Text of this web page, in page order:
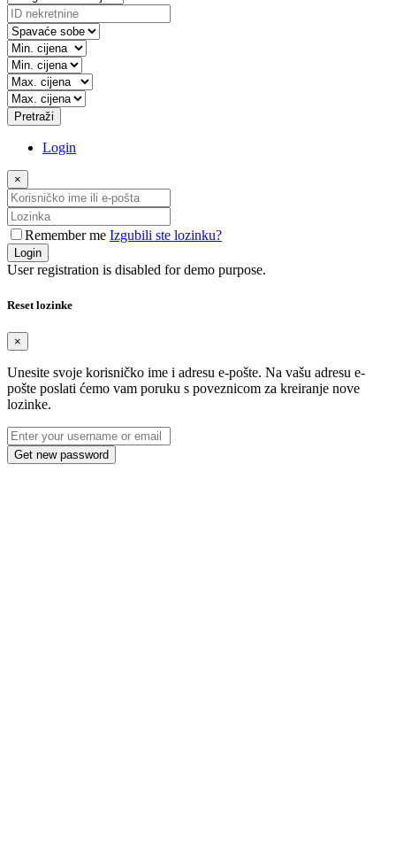
Pretraži
Login
×
Remember me Izgubili ste lozinku?
Login
User registration is disabled for demo purpose.
Reset lozinke
×
Unesite svoje korisničko ime i adresu e-pošte. Na vašu adresu e-
pošte poslati ćemo vam poruku s poveznicom za kreiranje nove
lozinke.
Get new password